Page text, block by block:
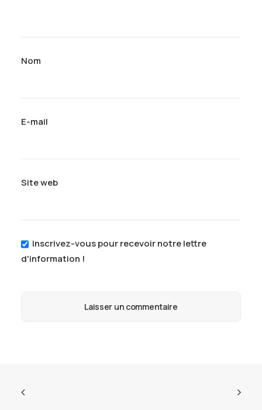
Nom
E-mail
Site web
Inscrivez-vous pour recevoir notre lettre
d'information !